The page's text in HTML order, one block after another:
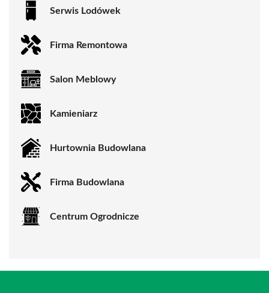
Serwis Lodówek
Firma Remontowa
Salon Meblowy
Kamieniarz
Hurtownia Budowlana
Firma Budowlana
Centrum Ogrodnicze